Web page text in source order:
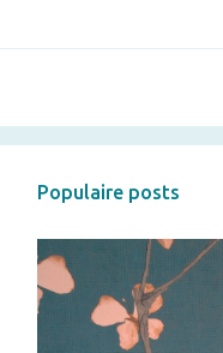
Populaire posts